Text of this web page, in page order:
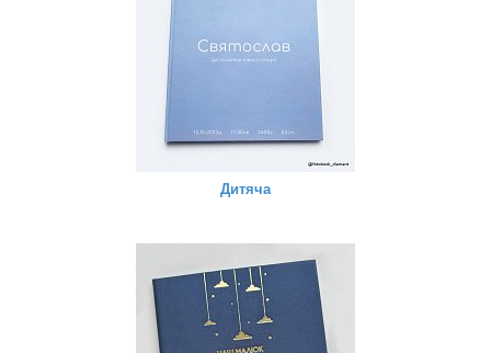
Дитяча